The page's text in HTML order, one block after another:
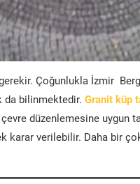
Çoğunlukla İzmir
da bilinmektedir. Granit küp
çevre düzenlemesine uygun
karar verilebilir. Daha bir